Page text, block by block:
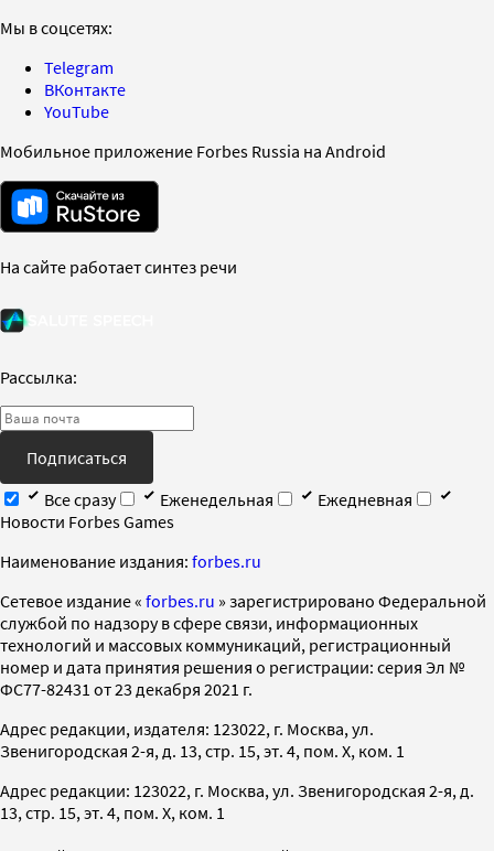
Мы в соцсетях:
Telegram
ВКонтакте
YouTube
Мобильное приложение Forbes Russia на Android
На сайте работает синтез речи
Рассылка:
Подписаться
Все сразу
Еженедельная
Ежедневная
Новости Forbes Games
Наименование издания: forbes.ru
Cетевое издание « forbes.ru » зарегистрировано Федеральной
службой по надзору в сфере связи, информационных
технологий и массовых коммуникаций, регистрационный
номер и дата принятия решения о регистрации: серия Эл №
ФС77-82431 от 23 декабря 2021 г.
Адрес редакции, издателя: 123022, г. Москва, ул.
Звенигородская 2-я, д. 13, стр. 15, эт. 4, пом. X, ком. 1
Адрес редакции: 123022, г. Москва, ул. Звенигородская 2-я, д.
13, стр. 15, эт. 4, пом. X, ком. 1